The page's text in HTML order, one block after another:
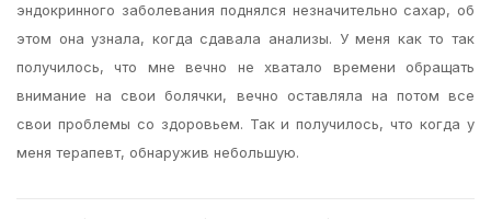
эндокринного заболевания поднялся незначительно сахар, об
этом она узнала, когда сдавала анализы. У меня как то так
получилось, что мне вечно не хватало времени обращать
внимание на свои болячки, вечно оставляла на потом все
свои проблемы со здоровьем. Так и получилось, что когда у
меня терапевт, обнаружив небольшую.